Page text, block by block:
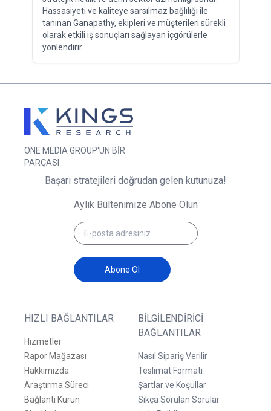
Hassasiyeti ve kaliteye sarsılmaz bağlılığı ile
tanınan Ganapathy, ekipleri ve müşterileri sürekli
olarak etkili iş sonuçları sağlayan içgörülerle
yönlendirir.
ONE MEDIA GROUP'UN BİR
PARÇASI
HIZLI BAĞLANTILAR
Hizmetler
Rapor Mağazası
Hakkımızda
Araştırma Süreci
Bağlantı Kurun
BILGILENDIRICI
BAĞLANTILAR
Nasıl Sipariş Verilir
Teslimat Formatı
Şartlar ve Koşullar
Sıkça Sorulan Sorular
Başarı stratejileri doğrudan gelen kutunuza!
Aylık Bültenimize Abone Olun
Abone Ol